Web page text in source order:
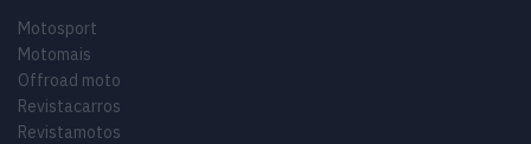
Motosport
Motomais
Offroad moto
Revistacarros
Revistamotos